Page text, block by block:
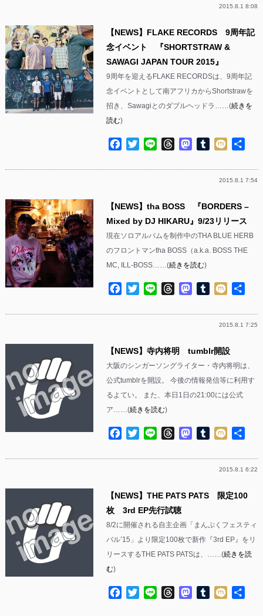
2015.8.1 8:08
【NEWS】FLAKE RECORDS 9周年記
念イベント 『SHORTSTRAW &
SAWAGI JAPAN TOUR 2015』
9周年を迎えるFLAKE RECORDSは、9周年記
念イベントとして南アフリカからShortstrawを
招き、Sawagiとのダブルヘッドラ……(続きを
読む)
Facebook
TwitterLine ThreadsMastodon
Tumblr
Mixi
2015.8.1 7:54
【NEWS】tha BOSS 『BORDERS –
Mixed by DJ HIKARU』9/23リリース
現在ソロアルバムを制作中のTHA BLUE HERB
のフロントマンtha BOSS（a.k.a. BOSS THE
MC, ILL-BOSS……(続きを読む)
Facebook
TwitterLine ThreadsMastodon
Tumblr
Mixi
2015.8.1 7:25
【NEWS】寺内将明 tumblr開設
大阪のシンガーソングライター・寺内将明は、
公式tumblrを開設。 今後の情報発信等に利用す
るよてい。 また、本日1日の21:00には公式
ア……(続きを読む)
Facebook
TwitterLine ThreadsMastodon
Tumblr
Mixi
2015.8.1 6:22
【NEWS】THE PATS PATS 限定100
枚 3rd EP先行試聴
8/2に開催される自主企画「まんぷくフェスティ
バル’15」より限定100枚で新作『3rd EP』をリ
リースするTHE PATS PATSは、……(続きを読
む)
Facebook
TwitterLine ThreadsMastodon
Tumblr
Mixi